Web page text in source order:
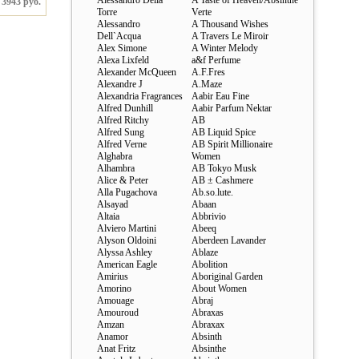
Torre
Alessandro
Dell`Acqua
Alex Simone
Alexa Lixfeld
Alexander McQueen
Alexandre J
Alexandria Fragrances
Alfred Dunhill
Alfred Ritchy
Alfred Sung
Alfred Verne
Alghabra
Alhambra
Alice & Peter
Alla Pugachova
Alsayad
Altaia
Alviero Martini
Alyson Oldoini
Alyssa Ashley
American Eagle
Amirius
Amorino
Amouage
Amouroud
Amzan
Anamor
Anat Fritz
Verte
A Thousand Wishes
A Travers Le Miroir
A Winter Melody
a&f Perfume
A.F.Fres
A.Maze
Aabir Eau Fine
Aabir Parfum Nektar
AB
AB Liquid Spice
AB Spirit Millionaire
Women
AB Tokyo Musk
AB ± Cashmere
Ab.so.lute.
Abaan
Abbrivio
Abeeq
Aberdeen Lavander
Ablaze
Abolition
Aboriginal Garden
About Women
Abraj
Abraxas
Abraxax
Absinth
Absinthe